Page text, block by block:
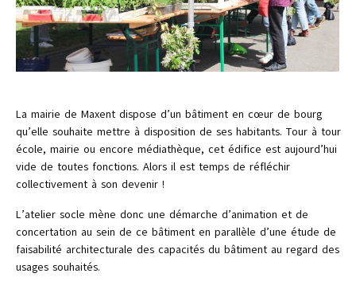
La mairie de Maxent dispose d’un bâtiment en cœur de bourg
qu’elle souhaite mettre à disposition de ses habitants. Tour à tour
école, mairie ou encore médiathèque, cet édifice est aujourd’hui
vide de toutes fonctions. Alors il est temps de réfléchir
collectivement à son devenir !
L’atelier socle mène donc une démarche d’animation et de
concertation au sein de ce bâtiment en parallèle d’une étude de
faisabilité architecturale des capacités du bâtiment au regard des
usages souhaités.